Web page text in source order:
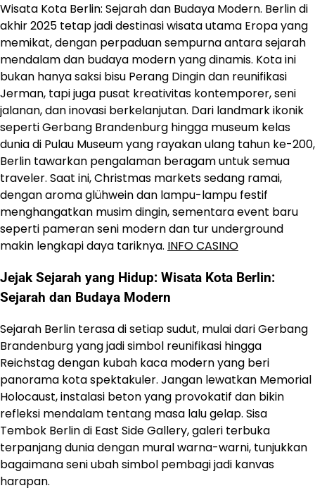
Wisata Kota Berlin: Sejarah dan Budaya Modern. Berlin di
akhir 2025 tetap jadi destinasi wisata utama Eropa yang
memikat, dengan perpaduan sempurna antara sejarah
mendalam dan budaya modern yang dinamis. Kota ini
bukan hanya saksi bisu Perang Dingin dan reunifikasi
Jerman, tapi juga pusat kreativitas kontemporer, seni
jalanan, dan inovasi berkelanjutan. Dari landmark ikonik
seperti Gerbang Brandenburg hingga museum kelas
dunia di Pulau Museum yang rayakan ulang tahun ke-200,
Berlin tawarkan pengalaman beragam untuk semua
traveler. Saat ini, Christmas markets sedang ramai,
dengan aroma glühwein dan lampu-lampu festif
menghangatkan musim dingin, sementara event baru
seperti pameran seni modern dan tur underground
makin lengkapi daya tariknya. INFO CASINO
Jejak Sejarah yang Hidup: Wisata Kota Berlin:
Sejarah dan Budaya Modern
Sejarah Berlin terasa di setiap sudut, mulai dari Gerbang
Brandenburg yang jadi simbol reunifikasi hingga
Reichstag dengan kubah kaca modern yang beri
panorama kota spektakuler. Jangan lewatkan Memorial
Holocaust, instalasi beton yang provokatif dan bikin
refleksi mendalam tentang masa lalu gelap. Sisa
Tembok Berlin di East Side Gallery, galeri terbuka
terpanjang dunia dengan mural warna-warni, tunjukkan
bagaimana seni ubah simbol pembagi jadi kanvas
harapan.